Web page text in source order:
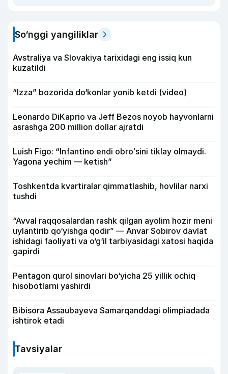
So‘nggi yangiliklar
Avstraliya va Slovakiya tarixidagi eng issiq kun
kuzatildi
“Izza” bozorida do‘konlar yonib ketdi (video)
Leonardo DiKaprio va Jeff Bezos noyob hayvonlarni
asrashga 200 million dollar ajratdi
Luish Figo: “Infantino endi obroʻsini tiklay olmaydi.
Yagona yechim — ketish”
Toshkentda kvartiralar qimmatlashib, hovlilar narxi
tushdi
“Avval raqqosalardan rashk qilgan ayolim hozir meni
uylantirib qo‘yishga qodir” — Anvar Sobirov davlat
ishidagi faoliyati va o‘g‘il tarbiyasidagi xatosi haqida
gapirdi
Pentagon qurol sinovlari bo‘yicha 25 yillik ochiq
hisobotlarni yashirdi
Bibisora Assaubayeva Samarqanddagi olimpiadada
ishtirok etadi
Tavsiyalar